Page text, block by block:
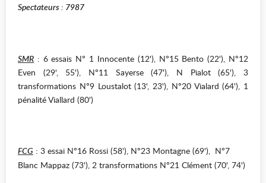
Spectateurs : 7987
SMR : 6 essais N° 1 Innocente (12'), N°15 Bento (22'), N°12
Even (29', 55'), N°11 Sayerse (47'), N Pialot (65'), 3
transformations N°9 Loustalot (13', 23'), N°20 Vialard (64'), 1
pénalité Viallard (80')
FCG : 3 essai N°16 Rossi (58'), N°23 Montagne (69'), N°7
Blanc Mappaz (73'), 2 transformations N°21 Clément (70', 74')